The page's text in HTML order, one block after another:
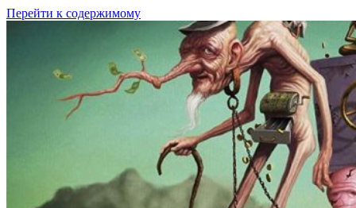
Перейти к содержимому